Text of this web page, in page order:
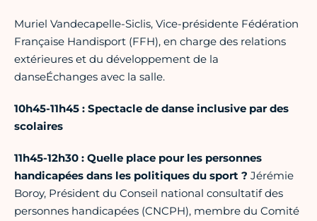
Muriel Vandecapelle-Siclis, Vice-présidente Fédération
Française Handisport (FFH), en charge des relations
extérieures et du développement de la
danseÉchanges avec la salle.
10h45-11h45 : Spectacle de danse inclusive par des
scolaires
11h45-12h30 : Quelle place pour les personnes
handicapées dans les politiques du sport ? Jérémie
Boroy, Président du Conseil national consultatif des
personnes handicapées (CNCPH), membre du Comité